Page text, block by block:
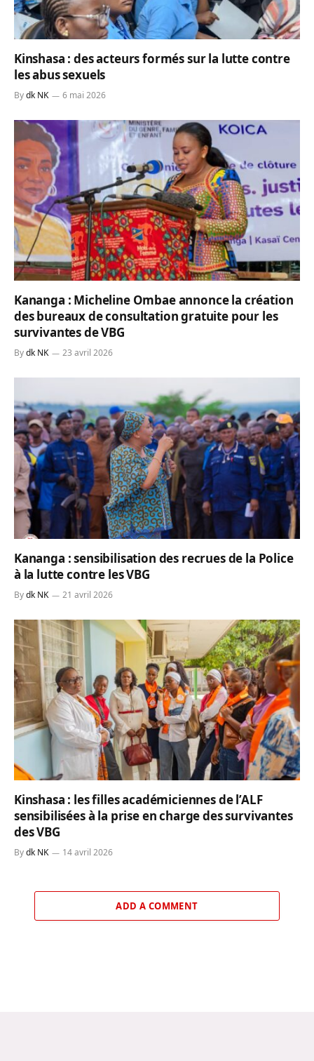
Kinshasa : des acteurs formés sur la lutte contre
les abus sexuels
Bydk NK 6 mai 2026
Kananga : Micheline Ombae annonce la création
des bureaux de consultation gratuite pour les
survivantes de VBG
Bydk NK 23 avril 2026
Kananga : sensibilisation des recrues de la Police
à la lutte contre les VBG
Bydk NK 21 avril 2026
Kinshasa : les filles académiciennes de l’ALF
sensibilisées à la prise en charge des survivantes
des VBG
Bydk NK 14 avril 2026
ADD A COMMENT